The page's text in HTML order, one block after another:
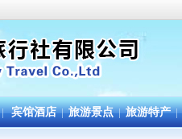
| 宾馆酒店 | 旅游景点 | 旅游特产 |